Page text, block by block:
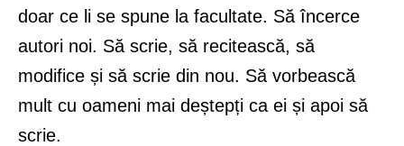
doar ce li se spune la facultate. Să încerce
autori noi. Să scrie, să recitească, să
modifice și să scrie din nou. Să vorbească
mult cu oameni mai deștepți ca ei și apoi să
scrie.